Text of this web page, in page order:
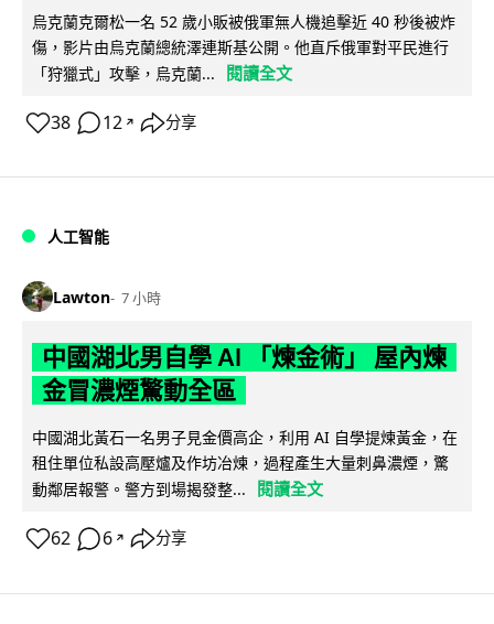
烏克蘭克爾松一名 52 歲小販被俄軍無人機追擊近 40 秒後被炸
傷，影片由烏克蘭總統澤連斯基公開。他直斥俄軍對平民進行
「狩獵式」攻擊，烏克蘭...
閱讀全文
38 12 ↗ 分享
人工智能
Lawton 7 小時
中國湖北男自學 AI 「煉金術」 屋內煉
金冒濃煙驚動全區
中國湖北黃石一名男子見金價高企，利用 AI 自學提煉黃金，在
租住單位私設高壓爐及作坊冶煉，過程產生大量刺鼻濃煙，驚
動鄰居報警。警方到場揭發整...
閱讀全文
62 6 ↗ 分享